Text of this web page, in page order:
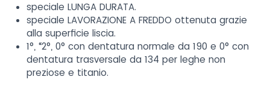
speciale LUNGA DURATA.
speciale LAVORAZIONE A FREDDO ottenuta grazie
alla superficie liscia.
1°, “2°, 0° con dentatura normale da 190 e 0° con
dentatura trasversale da 134 per leghe non
preziose e titanio.